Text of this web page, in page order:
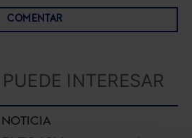
COMENTAR
INTERESAR
NOTICIA